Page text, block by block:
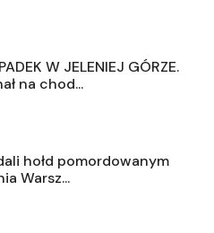
W JELENIEJ GÓRZE.
na chod...
hołd pomordowanym
Warsz...